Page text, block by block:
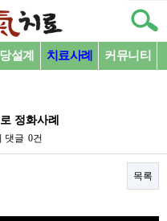
설계 치료사례 커뮤니티
정화사례
댓글 0건
목록